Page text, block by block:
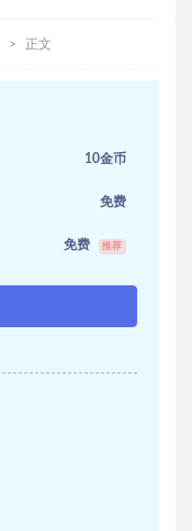
正文
10金币
免费
免费 推荐